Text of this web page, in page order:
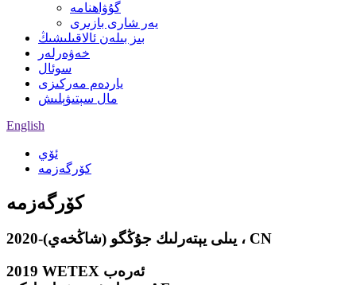
گۇۋاھنامە
يەر شارى بازىرى
بىز بىلەن ئالاقىلىشىڭ
خەۋەرلەر
سوئال
ياردەم مەركىزى
مال سېتىۋېلىش
English
ئۆي
كۆرگەزمە
كۆرگەزمە
2020-يىلى يېتەرلىك جۇڭگو (شاڭخەي) ، CN
2019 WETEX ئەرەب